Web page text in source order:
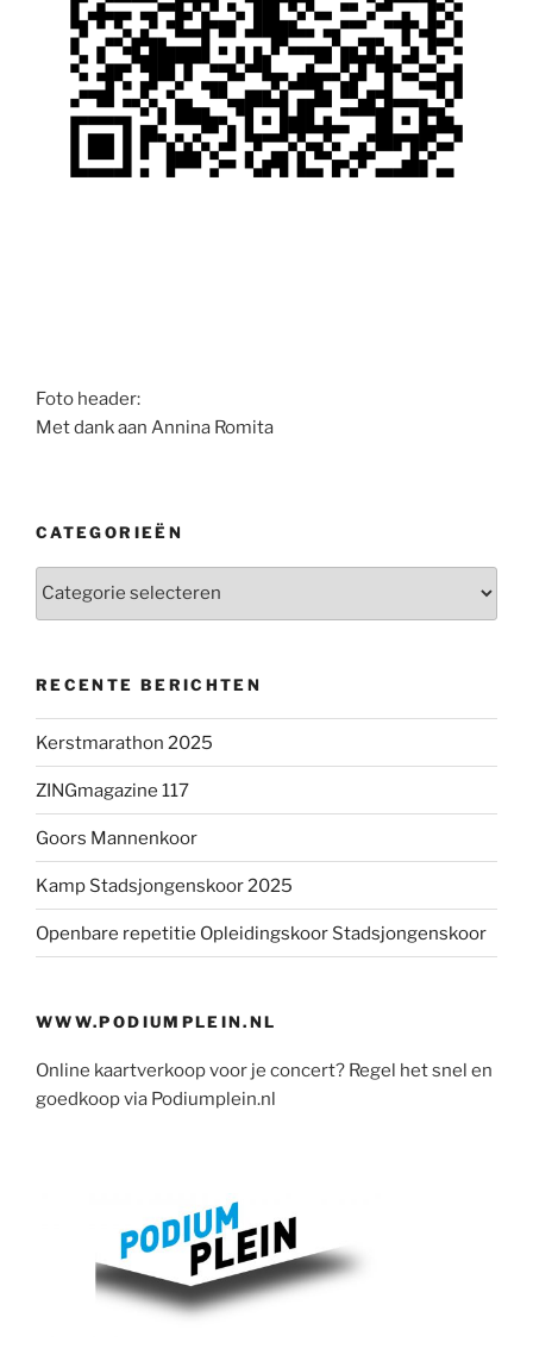
Foto header:
Met dank aan Annina Romita
CATEGORIEËN
RECENTE BERICHTEN
Kerstmarathon 2025
ZINGmagazine 117
Goors Mannenkoor
Kamp Stadsjongenskoor 2025
Openbare repetitie Opleidingskoor Stadsjongenskoor
WWW.PODIUMPLEIN.NL
Online kaartverkoop voor je concert? Regel het snel en
goedkoop via Podiumplein.nl